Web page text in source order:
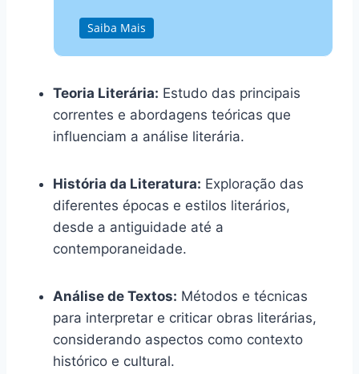
Saiba Mais
Teoria Literária: Estudo das principais
correntes e abordagens teóricas que
influenciam a análise literária.
História da Literatura: Exploração das
diferentes épocas e estilos literários,
desde a antiguidade até a
contemporaneidade.
Análise de Textos: Métodos e técnicas
para interpretar e criticar obras literárias,
considerando aspectos como contexto
histórico e cultural.